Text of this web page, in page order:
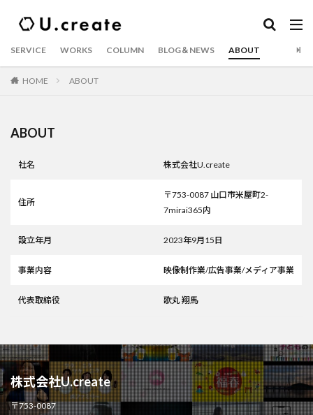
SERVICE WORKS COLUMN BLOG＆NEWS ABOUT
HOME ABOUT
ABOUT
社名 株式会社U.create
住所
〒753-0087 山口市米屋町2-
7mirai365内
設立年月 2023年9月15日
事業内容 映像制作業/広告事業/メディア事業
代表取締役 歌丸 翔馬
株式会社U.create
〒753-0087